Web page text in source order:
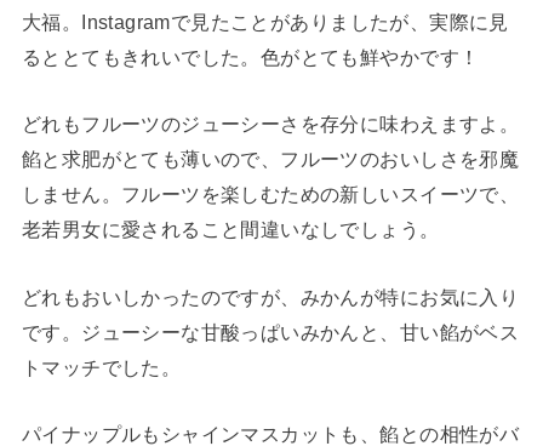
大福。Instagramで見たことがありましたが、実際に見
るととてもきれいでした。色がとても鮮やかです！
どれもフルーツのジューシーさを存分に味わえますよ。
餡と求肥がとても薄いので、フルーツのおいしさを邪魔
しません。フルーツを楽しむための新しいスイーツで、
老若男女に愛されること間違いなしでしょう。
どれもおいしかったのですが、みかんが特にお気に入り
です。ジューシーな甘酸っぱいみかんと、甘い餡がベス
トマッチでした。
パイナップルもシャインマスカットも、餡との相性がバ